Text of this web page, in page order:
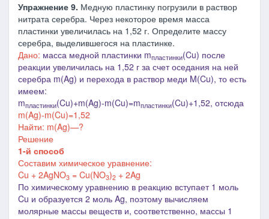
Упражнение 9. Медную пластинку погрузили в раствор
нитрата серебра. Через некоторое время масса
пластинки увеличилась на 1,52 г. Определите массу
серебра, выделившегося на пластинке.
Дано: масса медной пластинки mпластинки(Cu) после
реакции увеличилась на 1,52 г за счет оседания на ней
серебра m(Ag) и перехода в раствор меди M(Cu), то есть
имеем:
mпластинки(Cu)+m(Ag)-m(Cu)=mпластинки(Cu)+1,52, отсюда
m(Ag)-m(Cu)=1,52
Найти: m(Ag)—?
Решение
1-й способ
Составим химическое уравнение:
Cu + 2AgNO3 = Cu(NO3)2 + 2Ag
По химическому уравнению в реакцию вступает 1 моль
Cu и образуется 2 моль Ag, поэтому вычисляем
молярные массы веществ и, соответственно, массы 1